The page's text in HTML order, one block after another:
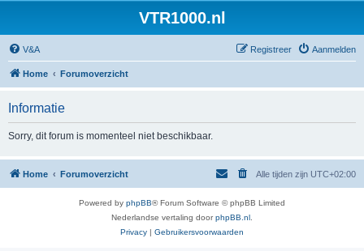
VTR1000.nl
V&A Aanmelden
Registreer
Home Forumoverzicht
Informatie
Sorry, dit forum is momenteel niet beschikbaar.
Home Forumoverzicht Alle tijden zijn UTC+02:00
Powered by phpBB® Forum Software © phpBB Limited
Nederlandse vertaling doorphpBB.nl
Privacy | Gebruikersvoorwaarden